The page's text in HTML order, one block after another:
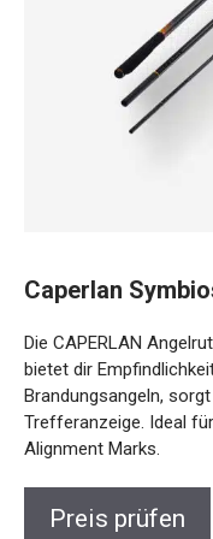
g bietet dir
Brandungsangeln,
Trefferanzeige. Ideal
und Alignment Marks.